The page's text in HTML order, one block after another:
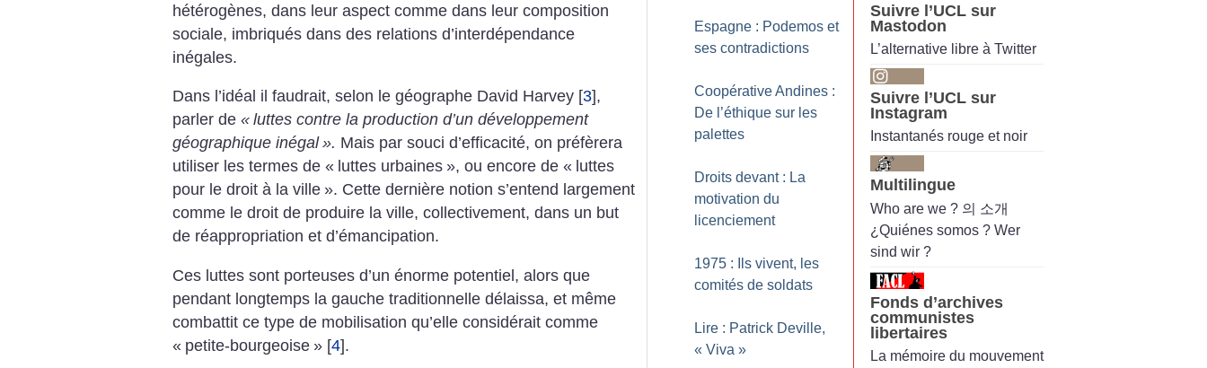
hétérogènes, dans leur aspect comme dans leur composition
sociale, imbriqués dans des relations d’interdépendance
inégales.
Dans l’idéal il faudrait, selon le géographe David Harvey [3],
parler de « luttes contre la production d’un développement
géographique inégal ». Mais par souci d’efficacité, on préfèrera
utiliser les termes de « luttes urbaines », ou encore de « luttes
pour le droit à la ville ». Cette dernière notion s’entend largement
comme le droit de produire la ville, collectivement, dans un but
de réappropriation et d’émancipation.
Ces luttes sont porteuses d’un énorme potentiel, alors que
pendant longtemps la gauche traditionnelle délaissa, et même
combattit ce type de mobilisation qu’elle considérait comme
« petite-bourgeoise » [4].
Espagne : Podemos et
ses contradictions
Coopérative Andines :
De l’éthique sur les
palettes
Droits devant : La
motivation du
licenciement
1975 : Ils vivent, les
comités de soldats
Lire : Patrick Deville,
« Viva »
Suivre l’UCL sur
Mastodon
L’alternative libre à Twitter
Suivre l’UCL sur
Instagram
Instantanés rouge et noir
Multilingue
Who are we ? 의 소개
¿Quiénes somos ? Wer
sind wir ?
Fonds d’archives
communistes
libertaires
La mémoire du mouvement